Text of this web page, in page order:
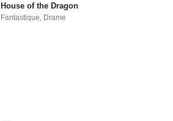
House of the Dragon
Fantastique Drame